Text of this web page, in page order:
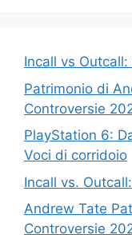
Incall vs
Patrimonio di
Controversie
PlayStation 6:
Voci di corridoio
Incall vs.
Andrew Tate
Controversie